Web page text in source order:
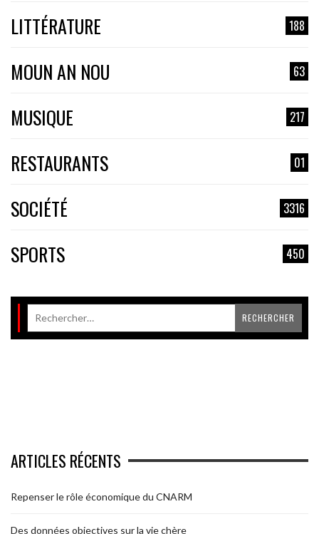
LITTÉRATURE 188
MOUN AN NOU 63
MUSIQUE 217
RESTAURANTS 01
SOCIÉTÉ 3316
SPORTS 450
ARTICLES RÉCENTS
Repenser le rôle économique du CNARM
Des données objectives sur la vie chère